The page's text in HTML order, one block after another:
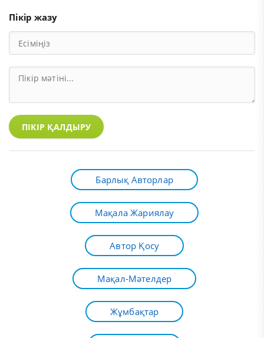
Пікір жазу
ПІКІР ҚАЛДЫРУ
Барлық Авторлар
Мақала Жариялау
Автор Қосу
Мақал-Мәтелдер
Жұмбақтар